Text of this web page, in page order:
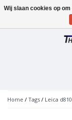
Toggle
Home / Tags / Leica d810
Wij slaan cookies op